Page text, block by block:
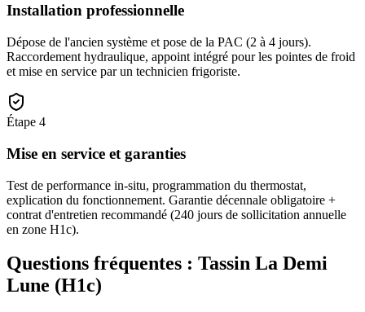
Installation professionnelle
Dépose de l'ancien système et pose de la PAC (2 à 4 jours).
Raccordement hydraulique, appoint intégré pour les pointes de froid
et mise en service par un technicien frigoriste.
Étape 4
Mise en service et garanties
Test de performance in-situ, programmation du thermostat,
explication du fonctionnement. Garantie décennale obligatoire +
contrat d'entretien recommandé (240 jours de sollicitation annuelle
en zone H1c).
Questions fréquentes : Tassin La Demi
Lune (H1c)